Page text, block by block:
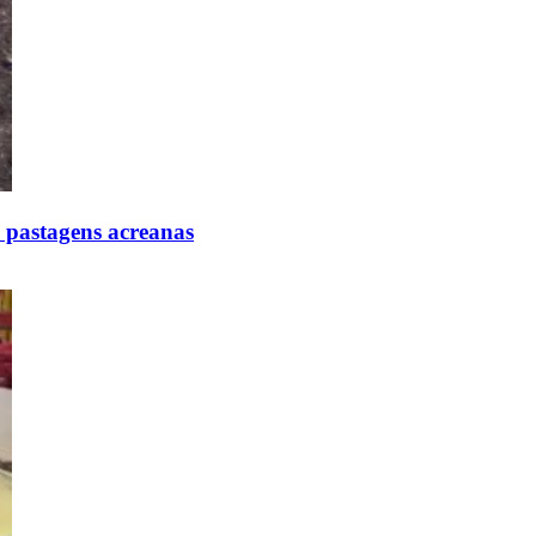
acreanas